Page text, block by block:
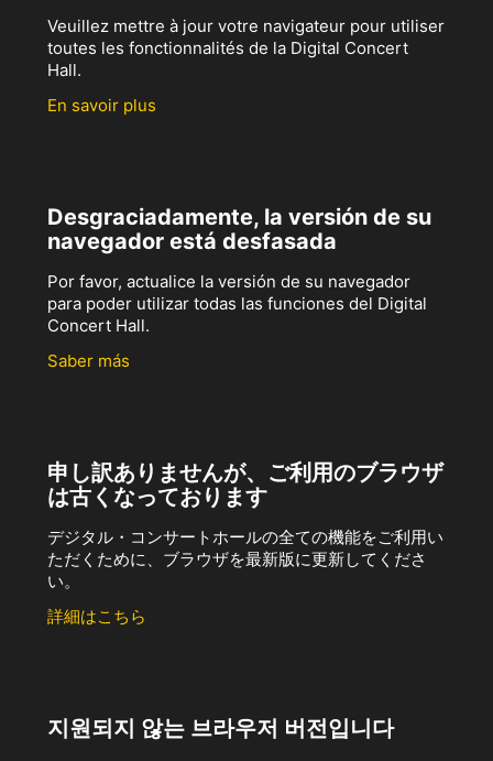
Veuillez mettre à jour votre navigateur pour utiliser
toutes les fonctionnalités de la Digital Concert
Hall.
En savoir plus
Desgraciadamente, la versión de su
navegador está desfasada
Por favor, actualice la versión de su navegador
para poder utilizar todas las funciones del Digital
Concert Hall.
Saber más
申し訳ありませんが、ご利用のブラウザ
は古くなっております
デジタル・コンサートホールの全ての機能をご利用い
ただくために、ブラウザを最新版に更新してくださ
い。
詳細はこちら
지원되지 않는 브라우저 버전입니다